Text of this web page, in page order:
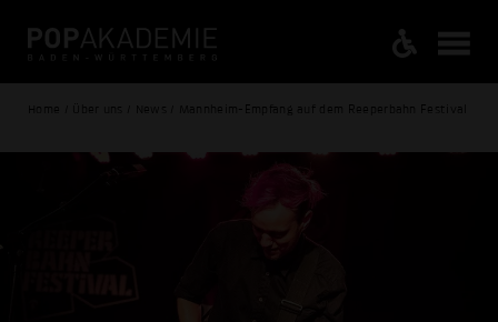
Home / Über uns / News / Mannheim-Empfang auf dem Reeperbahn Festival